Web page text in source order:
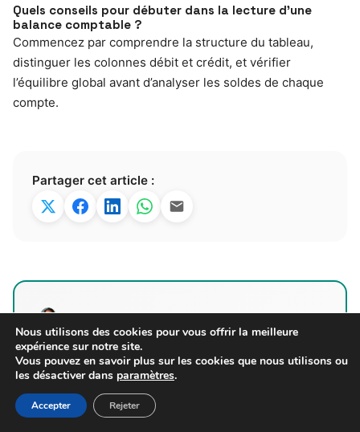
Quels conseils pour débuter dans la lecture d’une
balance comptable ?
Commencez par comprendre la structure du tableau,
distinguer les colonnes débit et crédit, et vérifier
l’équilibre global avant d’analyser les soldes de chaque
compte.
Partager cet article :
Maxence
Maxence est un rédacteur passionné
spécialisé dans la comptabilité, avec un focus
particulier sur la fiscalité, les outils et les
statuts. À travers compta-et-freelance.fr, il
Nous utilisons des cookies pour vous offrir la meilleure
expérience sur notre site.
Vous pouvez en savoir plus sur les cookies que nous utilisons ou
les désactiver dans paramètres.
Accepter Rejeter